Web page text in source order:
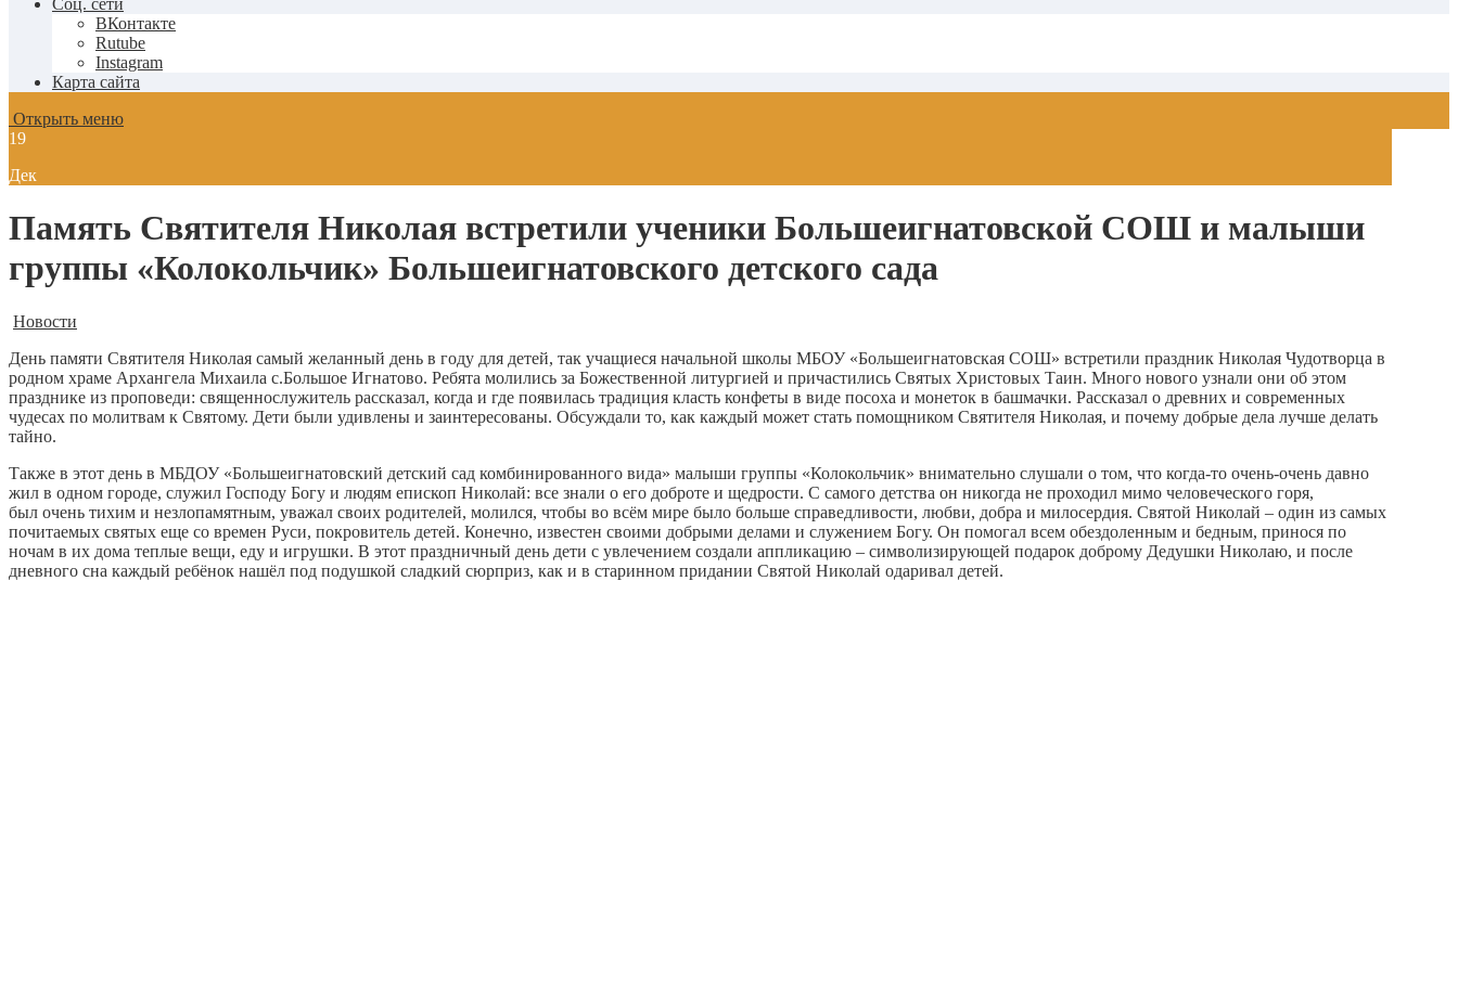
Соц. сети
ВКонтакте
Rutube
Instagram
Карта сайта
Открыть меню
19
Дек
Память Святителя Николая встретили ученики Большеигнатовской СОШ и малыши
группы «Колокольчик» Большеигнатовского детского сада
Новости
День памяти Святителя Николая самый желанный день в году для детей, так учащиеся начальной школы МБОУ «Большеигнатовская СОШ» встретили праздник Николая Чудотворца в
родном храме Архангела Михаила с.Большое Игнатово. Ребята молились за Божественной литургией и причастились Святых Христовых Таин. Много нового узнали они об этом
празднике из проповеди: священнослужитель рассказал, когда и где появилась традиция класть конфеты в виде посоха и монеток в башмачки. Рассказал о древних и современных
чудесах по молитвам к Святому. Дети были удивлены и заинтересованы. Обсуждали то, как каждый может стать помощником Святителя Николая, и почему добрые дела лучше делать
тайно.
Также в этот день в МБДОУ «Большеигнатовский детский сад комбинированного вида» малыши группы «Колокольчик» внимательно слушали о том, что когда-то очень-очень давно
жил в одном городе, служил Господу Богу и людям епископ Николай: все знали о его доброте и щедрости. С самого детства он никогда не проходил мимо человеческого горя,
был очень тихим и незлопамятным, уважал своих родителей, молился, чтобы во всём мире было больше справедливости, любви, добра и милосердия. Святой Николай – один из самых
почитаемых святых еще со времен Руси, покровитель детей. Конечно, известен своими добрыми делами и служением Богу. Он помогал всем обездоленным и бедным, принося по
ночам в их дома теплые вещи, еду и игрушки. В этот праздничный день дети с увлечением создали аппликацию – символизирующей подарок доброму Дедушки Николаю, и после
дневного сна каждый ребёнок нашёл под подушкой сладкий сюрприз, как и в старинном придании Святой Николай одаривал детей.